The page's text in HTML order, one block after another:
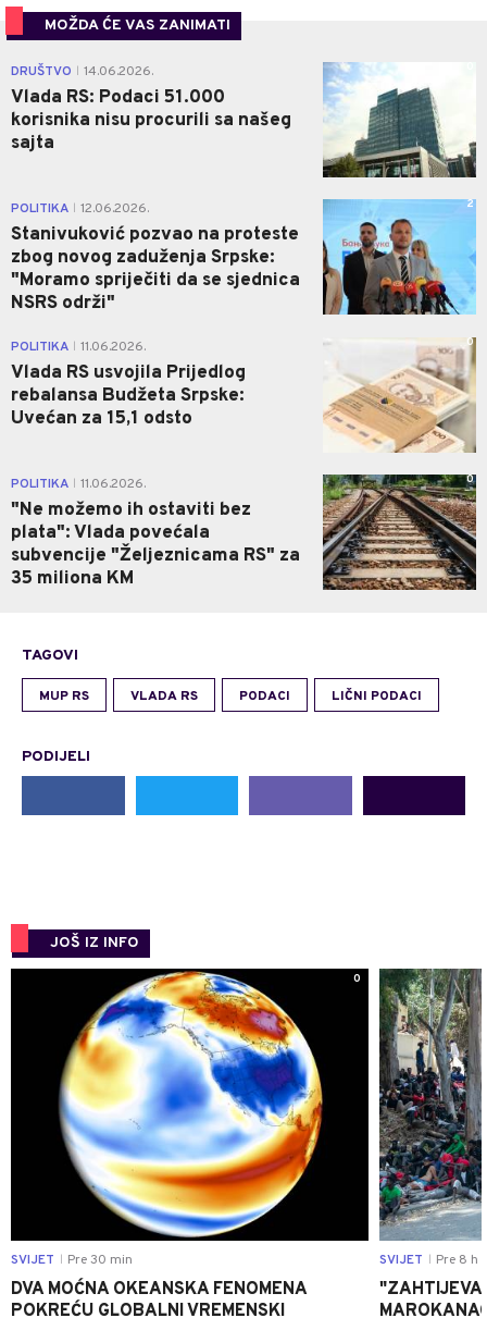
MOŽDA ĆE VAS ZANIMATI
DRUŠTVO 14.06.2026.
Vlada RS: Podaci 51.000
korisnika nisu procurili sa našeg
sajta
POLITIKA 12.06.2026.
Stanivuković pozvao na proteste
zbog novog zaduženja Srpske:
"Moramo spriječiti da se sjednica
NSRS održi"
2
POLITIKA 11.06.2026.
Vlada RS usvojila Prijedlog
rebalansa Budžeta Srpske:
Uvećan za 15,1 odsto
0
POLITIKA 11.06.2026.
"Ne možemo ih ostaviti bez
plata": Vlada povećala
subvencije "Željeznicama RS" za
35 miliona KM
0
TAGOVI
MUP RS VLADA RS PODACI LIČNI PODACI
PODIJELI
JOŠ IZ INFO
0
SVIJET Pre 30 min
DVA MOĆNA OKEANSKA FENOMENA
POKREĆU GLOBALNI VREMENSKI
SVIJET Pre 8 h